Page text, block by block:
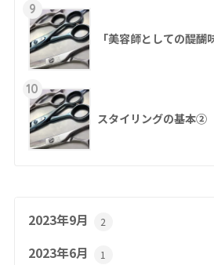
9
「美容師としての醍醐
10
スタイリングの基本②
2023年9月 2
2023年6月 1